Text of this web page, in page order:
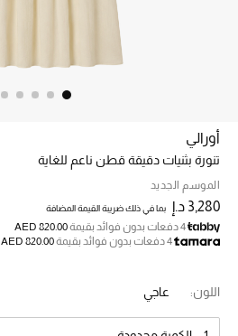
خصم حتى 70%
تسوقوا الآن
ما وصلنا حديثاً
ما وصلنا حديثاً
أورالي
تنورة بثنيات دقيقة قطن ناعم للغاية
الموسم الجديد
3,280 د.إ بما في ذلك ضريبة القيمة المضافة
4 دفعات بدون فوائد بقيمة
AED 820.00
4 دفعات بدون فوائد بقيمة
AED 820.00
اللون: عاجي